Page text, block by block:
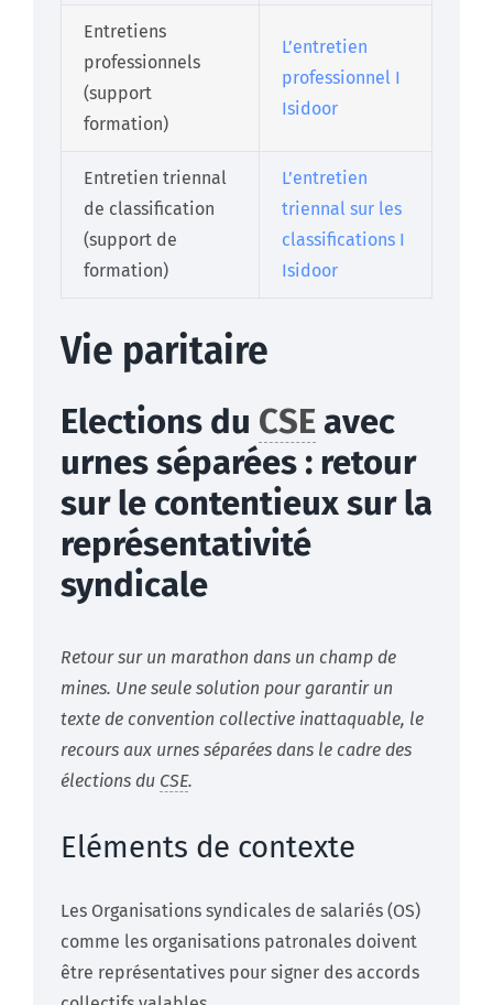
Entretiens
professionnels
(support
formation)
L’entretien
professionnel I
Isidoor
Entretien triennal
de classification
(support de
formation)
L’entretien
triennal sur les
classifications I
Isidoor
Vie paritaire
Elections du CSEavec
urnes séparées : retour
sur le contentieux sur la
représentativité
syndicale
Retour sur un marathon dans un champ de
mines. Une seule solution pour garantir un
texte de convention collective inattaquable, le
recours aux urnes séparées dans le cadre des
élections du CSE.
Eléments de contexte
Les Organisations syndicales de salariés (OS)
comme les organisations patronales doivent
être représentatives pour signer des accords